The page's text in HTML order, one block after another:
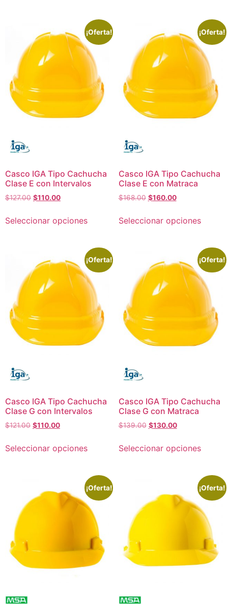
¡Oferta!
Casco IGA Tipo Cachucha
Clase E con Intervalos
$127.00 $110.00
Seleccionar opciones
¡Oferta!
Casco IGA Tipo Cachucha
Clase E con Matraca
$168.00 $160.00
Seleccionar opciones
¡Oferta!
Casco IGA Tipo Cachucha
Clase G con Intervalos
$121.00 $110.00
Seleccionar opciones
¡Oferta!
Casco IGA Tipo Cachucha
Clase G con Matraca
$139.00 $130.00
Seleccionar opciones
¡Oferta! ¡Oferta!